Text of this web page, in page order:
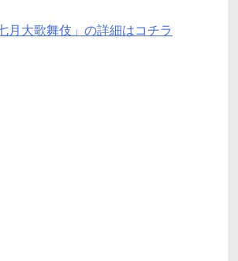
月大歌舞伎」の詳細はコチラ